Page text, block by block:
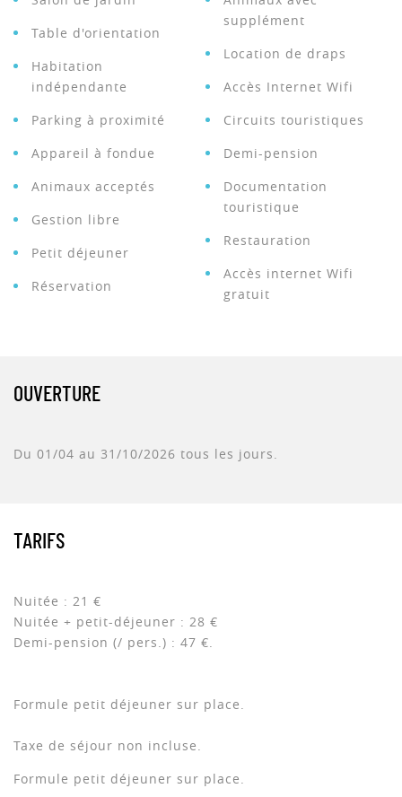
Table d'orientation
Habitation
indépendante
Parking à proximité
Appareil à fondue
Animaux acceptés
Gestion libre
Petit déjeuner
Réservation
supplément
Location de draps
Accès Internet Wifi
Circuits touristiques
Demi-pension
Documentation
touristique
Restauration
Accès internet Wifi
gratuit
OUVERTURE
Du 01/04 au 31/10/2026 tous les jours.
TARIFS
Nuitée : 21 €
Nuitée + petit-déjeuner : 28 €
Demi-pension (/ pers.) : 47 €.
Formule petit déjeuner sur place.
Taxe de séjour non incluse.
Formule petit déjeuner sur place.